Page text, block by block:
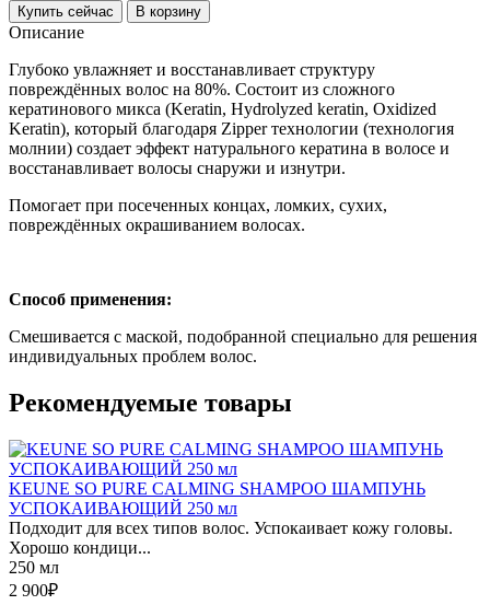
Купить сейчас В корзину
Описание
Глубоко увлажняет и восстанавливает структуру
повреждённых волос на 80%. Состоит из сложного
кератинового микса (Keratin, Hydrolyzed keratin, Oxidized
Keratin), который благодаря Zipper технологии (технология
молнии) создает эффект натурального кератина в волосе и
восстанавливает волосы снаружи и изнутри.
Помогает при посеченных концах, ломких, сухих,
повреждённых окрашиванием волосах.
Способ применения:
Смешивается с маской, подобранной специально для решения
индивидуальных проблем волос.
Рекомендуемые товары
KEUNE SO PURE CALMING SHAMPOO ШАМПУНЬ
УСПОКАИВАЮЩИЙ 250 мл
Подходит для всех типов волос. Успокаивает кожу головы.
Хорошо кондици...
250 мл
2 900₽